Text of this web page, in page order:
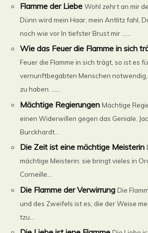
Flamme der Liebe Wohl zehrt an mir
Dünn wird mein Haar, mein Antlitz fahl,
noch wie vor In tiefster Brust mir ......
Wie das Feuer die Flamme in sich
Feuer die Flamme in sich trägt, so ist es
vernunftbegabten Menschen
zu haben. ......
Mächtige Regierungen Mächtige
einen Widerwillen gegen das Geniale.
Burckhardt...
Die Zeit ist eine mächtige Meisterin
mächtige Meisterin: sie bringt vieles in
Corneille...
Die Flamme der Verwirrung Die
und des Zweifels ist es, die der Weise
tzu...